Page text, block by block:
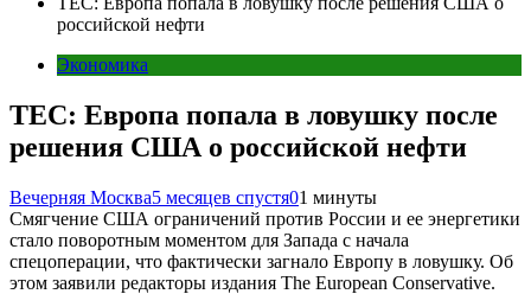
российской нефти
Экономика
TEC: Европа попала в ловушку после
решения США о российской нефти
Вечерняя Москва5 месяцев спустя01 минуты
Смягчение США ограничений против России и ее энергетики
стало поворотным моментом для Запада с начала
спецоперации, что фактически загнало Европу в ловушку. Об
этом заявили редакторы издания The European Conservative.